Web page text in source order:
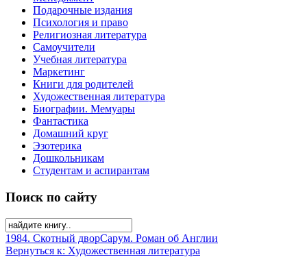
Подарочные издания
Психология и право
Религиозная литература
Самоучители
Учебная литература
Маркетинг
Книги для родителей
Художественная литература
Биографии. Мемуары
Фантастика
Домашний круг
Эзотерика
Дошкольникам
Студентам и аспирантам
Поиск по сайту
1984. Скотный дворСарум. Роман об Англии
Вернуться к: Художественная литература